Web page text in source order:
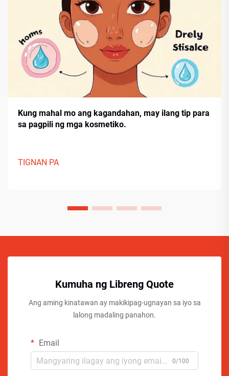
Kung mahal mo ang kagandahan, may ilang tip para
sa pagpili ng mga kosmetiko.
TIGNAN PA
Kumuha ng Libreng Quote
Ang aming kinatawan ay makikipag-ugnayan sa iyo sa
lalong madaling panahon.
Email
0/100